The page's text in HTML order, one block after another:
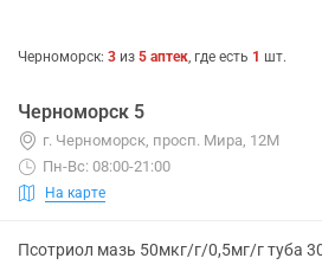
Черноморск: 3 из 5 аптек, где есть 1 шт.
Черноморск 5
г. Черноморск, просп. Мира, 12М
Пн-Вс: 08:00-21:00
На карте
Псотриол мазь 50мкг/г/0,5мг/г туба